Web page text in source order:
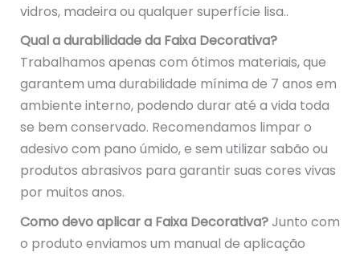
vidros, madeira ou qualquer superfície lisa..
Qual a durabilidade da Faixa Decorativa?
Trabalhamos apenas com ótimos materiais, que
garantem uma durabilidade mínima de 7 anos em
ambiente interno, podendo durar até a vida toda
se bem conservado. Recomendamos limpar o
adesivo com pano úmido, e sem utilizar sabão ou
produtos abrasivos para garantir suas cores vivas
por muitos anos.
Como devo aplicar a Faixa Decorativa?Junto com
o produto enviamos um manual de aplicação